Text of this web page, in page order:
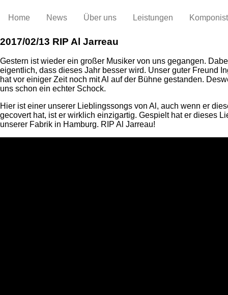
Home News Über uns Leistungen
2017/02/13 RIP Al Jarreau
Gestern ist wieder ein großer Musiker von uns gegangen.
eigentlich, dass dieses Jahr besser wird. Unser guter Freund
hat vor einiger Zeit noch mit Al auf der Bühne gestanden.
uns schon ein echter Schock.
Hier ist einer unserer Lieblingssongs von Al, auch wenn er
gecovert hat, ist er wirklich einzigartig. Gespielt hat er dieses
unserer Fabrik in Hamburg. RIP Al Jarreau!